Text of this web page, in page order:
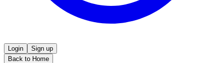
Login
Sign up
Back to Home